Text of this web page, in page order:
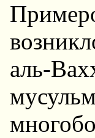
аль-